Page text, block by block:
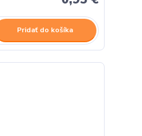
Pridať do košíka